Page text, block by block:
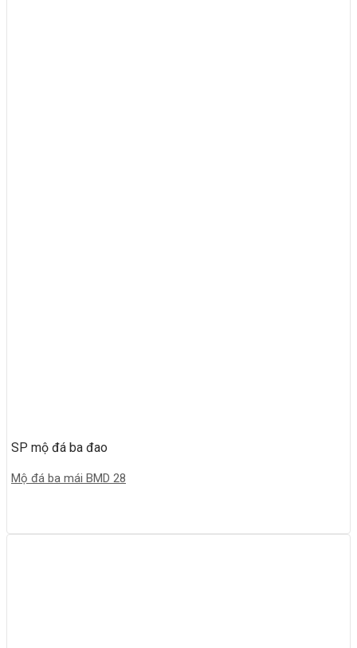
SP mộ đá ba đao
Mộ đá ba mái BMD 28